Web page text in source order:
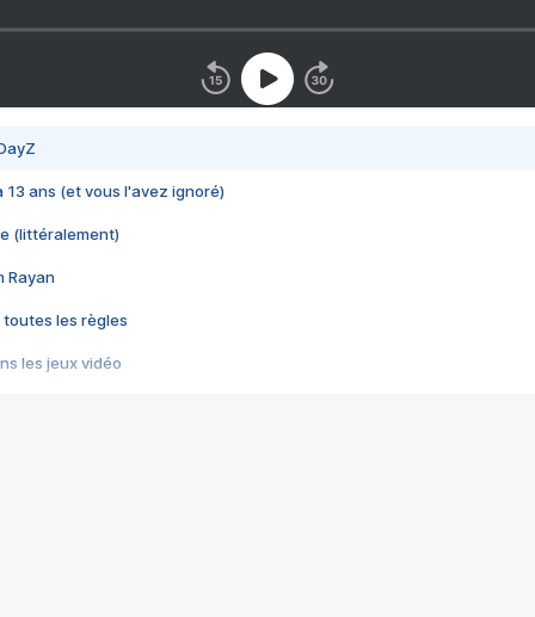
13 ans (et vous l'avez ignoré)
(littéralement)
Rayan
toutes les règles
les jeux vidéo